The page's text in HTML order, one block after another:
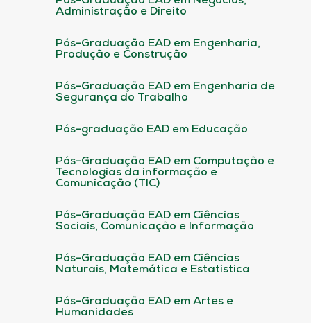
Administração e Direito
Pós-Graduação EAD em Engenharia,
Produção e Construção
Pós-Graduação EAD em Engenharia de
Segurança do Trabalho
Pós-graduação EAD em Educação
Pós-Graduação EAD em Computação e
Tecnologias da informação e
Comunicação (TIC)
Pós-Graduação EAD em Ciências
Sociais, Comunicação e Informação
Pós-Graduação EAD em Ciências
Naturais, Matemática e Estatística
Pós-Graduação EAD em Artes e
Humanidades